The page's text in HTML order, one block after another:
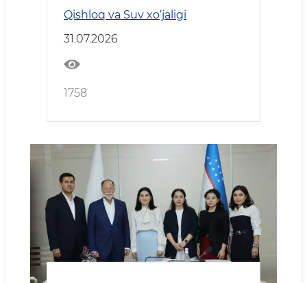
Qishloq va Suv xo‘jaligi
31.07.2026
1758